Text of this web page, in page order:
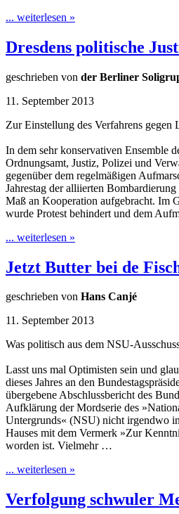
... weiterlesen »
Dresdens politische
geschrieben von der Berliner
11. September 2013
Zur Einstellung des Verfahrens gegen
In dem sehr konservativen Ensemble
Ordnungsamt, Justiz, Polizei und
gegenüber dem regelmäßigen
Jahrestag der alliierten Bombardierung
Maß an Kooperation aufgebracht. Im
wurde Protest behindert und dem
... weiterlesen »
Jetzt Butter bei de
geschrieben von Hans Canjé
11. September 2013
Was politisch aus dem NSU-
Lasst uns mal Optimisten sein und
dieses Jahres an den
übergebene Abschlussbericht des
Aufklärung der Mordserie des
Untergrunds« (NSU) nicht irgendwo
Hauses mit dem Vermerk »Zur
worden ist. Vielmehr …
... weiterlesen »
Verfolgung schwuler